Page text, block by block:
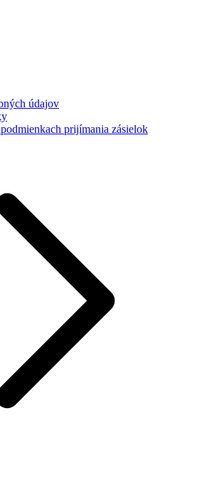
údajov
prijímania zásielok